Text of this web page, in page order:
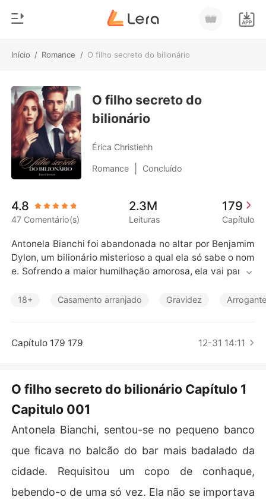
Início / Romance / O filho secreto do bilionário
Loja
Histórico
Sair
Baixar App
Gênero
Moderno
Lobisomem
Contos
Bilionários
Contos Curtos
O filho secreto do
bilionário
Érica Christiehh
Romance Concluído
4.8
47 Comentário(s)
2.3M
Leituras
179
Capítulo
Antonela Bianchi foi abandonada no altar por Benjamim
Dylon, um bilionário misterioso a qual ela só sabe o nom
e. Sofrendo a maior humilhação amorosa, ela vai para u
amente a ele. Quando acorda no outro dia em uma cam
ara piorar a situação ela conhece finalmente Benjamim,
colha a não ser ir embora para poder ter aquele filho em
paz. Três anos depois, quando sua mãe falece repentin
ntra Benjamim. Agora ele é noivo da sua irmã e Antonel
a precisa esconder que ele é pai do seu filho.
18+ Casamento arranjado Gravidez
Capítulo 179 179 12-31 14:11
O filho secreto do bilionário Capítulo 1
Capitulo 001
Antonela Bianchi, sentou-se no pequeno banco
que ficava no balcão do bar mais badalado da
cidade. Requisitou um copo de conhaque,
bebendo-o de uma só vez. Ela não se importava